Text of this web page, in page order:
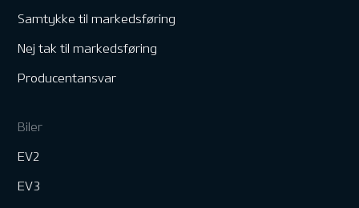
Samtykke til markedsføring
Nej tak til markedsføring
Producentansvar
Biler
EV2
EV3